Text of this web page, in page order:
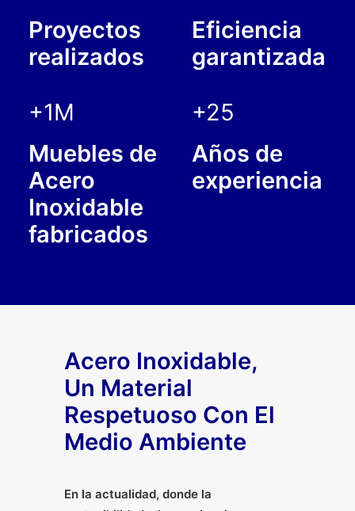
Proyectos
realizados
Eficiencia
garantizada
+1M
Muebles de
Acero
Inoxidable
fabricados
+25
Años de
experiencia
Acero Inoxidable,
Un Material
Respetuoso Con El
Medio Ambiente
En la actualidad, donde la